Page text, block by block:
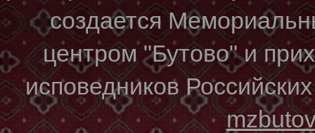
создается
центром "Бутово" и
исповедников